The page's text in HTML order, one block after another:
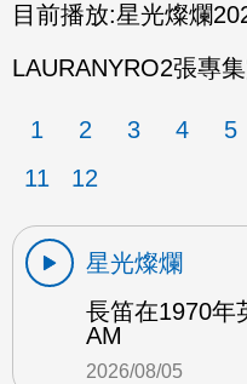
目前播放:星光燦爛
LAURANYRO2張專
1 2 3 4 5
11
12
星光燦爛
長笛在1970年
AM
2026/08/05